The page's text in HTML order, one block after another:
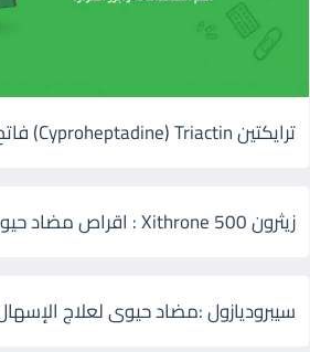
ترايكتين Cyproheptadine) Triactin) فاتح للشهية لزيادة الوزن
زيثرون 500 Xithrone : اقراص مضاد حيوى للالتهابات
سيبروديازول :مضاد حيوى لعلاج